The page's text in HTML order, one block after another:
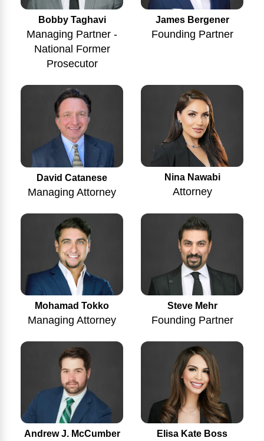
Bobby Taghavi
Managing Partner -
National Former
Prosecutor
James Bergener
Founding Partner
David Catanese
Managing Attorney
Nina Nawabi
Attorney
Mohamad Tokko
Managing Attorney
Steve Mehr
Founding Partner
Andrew J. McCumber Elisa Kate Boss